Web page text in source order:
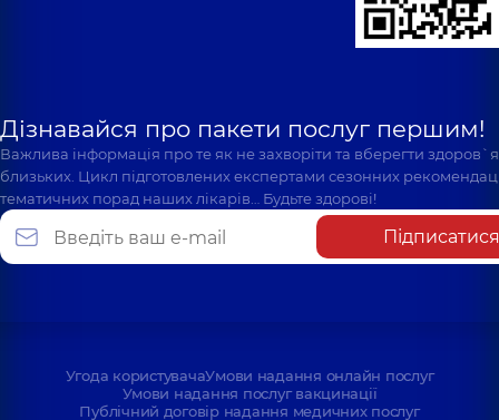
Дізнавайся про пакети послуг першим!
Важлива інформація про те як не захворіти та вберегти
близьких. Цикл підготовлених експертами сезонних
тематичних порад наших лікарів… Будьте здорові!
Підписатися
Угода користувачаУмови надання онлайн послуг
Умови надання послуг вакцинації
Публічний договір надання медичних послуг